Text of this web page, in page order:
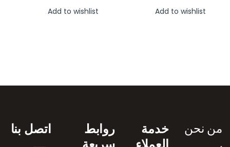
Add to wishlist
Add to wishlist
من نحن
خدمة
روابط
اتصل بنا